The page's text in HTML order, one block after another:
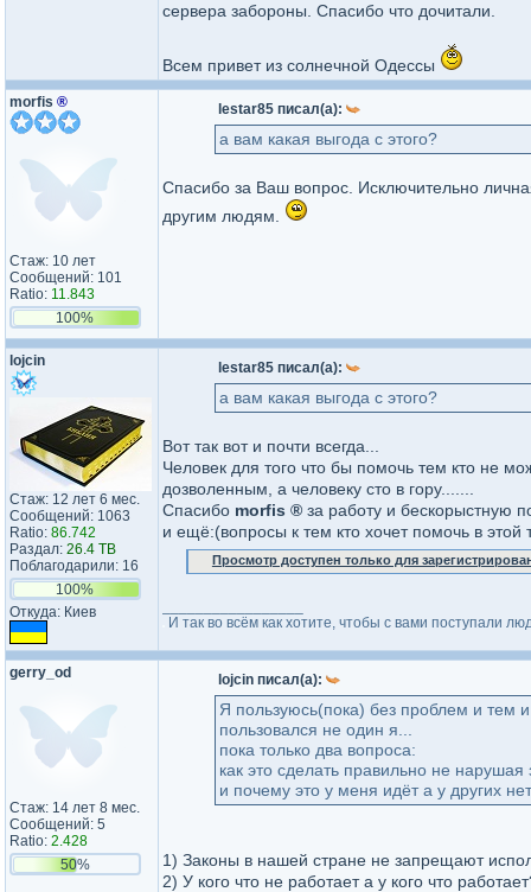
сервера забороны. Спасибо что дочитали.
Всем привет из солнечной Одессы
morfis ®
Стаж: 10 лет
Сообщений: 101
Ratio: 11.843
100%
lestar85 писал(а):
а вам какая выгода с этого?
Спасибо за Ваш вопрос. Исключительно
другим людям.
lojcin
Стаж: 12 лет 6 мес.
Сообщений: 1063
Ratio: 86.742
Раздал: 26.4 TB
Поблагодарили: 16
100%
Откуда: Киев
lestar85 писал(а):
а вам какая выгода с этого?
Вот так вот и почти всегда...
Человек для того что бы помочь тем кто не
дозволенным, а человеку сто в гору.......
Спасибо morfis ® за работу и бескорыстную
и ещё:(вопросы к тем кто хочет помочь в этой
Просмотр доступен только для
И так во всём как хотите, чтобы с вами поступали
gerry_od
Стаж: 14 лет 8 мес.
Сообщений: 5
Ratio: 2.428
50%
lojcin писал(а):
Я пользуюсь(пока) без проблем и тем
пользовался не один я...
пока только два вопроса:
как это сделать правильно не нарушая
и почему это у меня идёт а у других нет
1) Законы в нашей стране не запрещают
2) У кого что не работает а у кого что